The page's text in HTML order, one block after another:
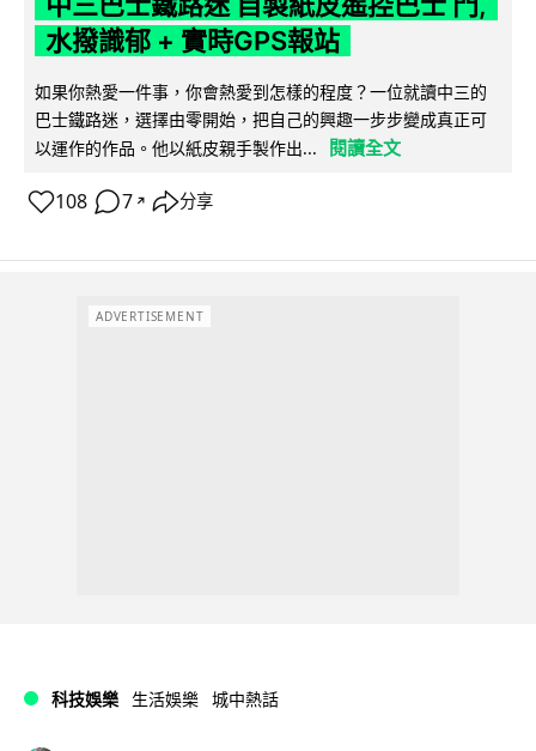
水撥識郁 + 實時GPS報站
如果你熱愛一件事，你會熱愛到怎樣的程度？一位就讀中三的
巴士鐵路迷，選擇由零開始，把自己的興趣一步步變成真正可
以運作的作品。他以紙皮親手製作出...
閱讀全文
108 7 ↗ 分享
ADVERTISEMENT
科技娛樂 生活娛樂 城中熱話